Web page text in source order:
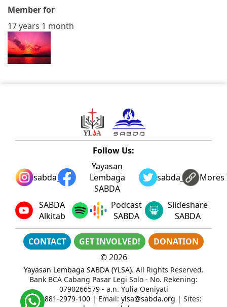
Member for
17 years 1 month
Follow Us:
sabda_ylsa
Yayasan
Lembaga
SABDA
sabda_ylsaMores
SABDA
Alkitab
Podcast
SABDA
Slideshare
SABDA
CONTACT GET INVOLVED!
DONATION
©2026
Yayasan Lembaga SABDA (YLSA). All Rights Reserved.
Bank BCA Cabang Pasar Legi Solo - No. Rekening:
0790266579 - a.n. Yulia Oeniyati
WA:0881-2979-100| Email: ylsa@sabda.org | Sites: